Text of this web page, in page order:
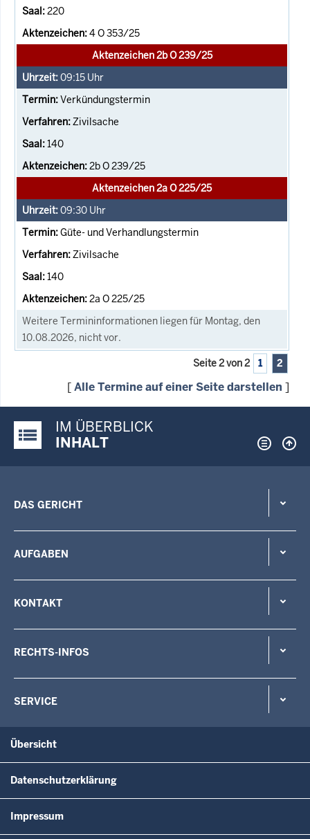
220
4 O 353/25
Aktenzeichen 2b O 239/25
09:15 Uhr
Verkündungstermin
Zivilsache
140
2b O 239/25
Aktenzeichen 2a O 225/25
09:30 Uhr
Güte- und Verhandlungstermin
Zivilsache
140
2a O 225/25
Weitere Termininformationen liegen für Montag, den
10.08.2026, nicht vor.
Seite 2 von 2 1 2
[Alle Termine auf einer Seite darstellen ]
Justiz-Portal im Überblick:
IM ÜBERBLICK
INHALT
DAS GERICHT
AUFGABEN
KONTAKT
RECHTS-INFOS
SERVICE
Übersicht
Datenschutzerklärung
Impressum